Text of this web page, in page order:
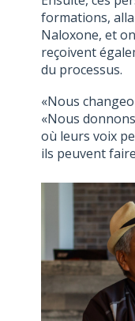
formations,
Naloxone, et
reçoivent
du processus.
«Nous
«Nous
où leurs voix
ils peuvent